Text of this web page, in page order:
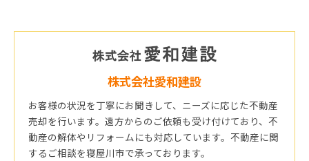
株式会社愛和建設
お客様の状況を丁寧にお聞きして、ニーズに応じた不動産
売却を行います。遠方からのご依頼も受け付けており、不
動産の解体やリフォームにも対応しています。不動産に関
するご相談を寝屋川市で承っております。